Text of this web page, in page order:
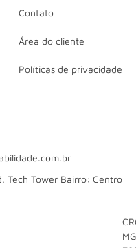
Contato
Área do cliente
Políticas de privacidade
Tech Tower Bairro: Centro
MG